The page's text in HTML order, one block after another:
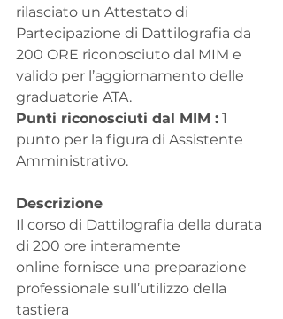
rilasciato un Attestato di
Partecipazione di Dattilografia da
200 ORE riconosciuto dal MIM e
valido per l’aggiornamento delle
graduatorie ATA.
Punti riconosciuti dal MIM : 1
punto per la figura di Assistente
Amministrativo.
Descrizione
Il corso di Dattilografia della durata
di 200 ore interamente
online fornisce una preparazione
professionale sull’utilizzo della
tastiera